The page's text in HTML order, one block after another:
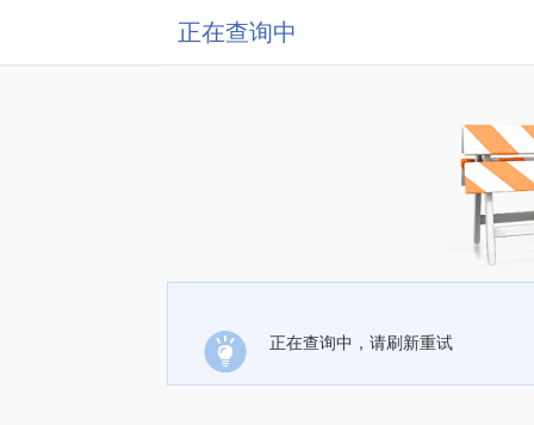
正在查询中
正在查询中，请刷新重试